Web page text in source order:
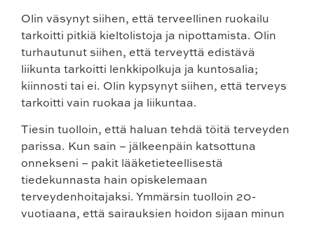
Olin väsynyt siihen, että terveellinen ruokailu
tarkoitti pitkiä kieltolistoja ja nipottamista. Olin
turhautunut siihen, että terveyttä edistävä
liikunta tarkoitti lenkkipolkuja ja kuntosalia;
kiinnosti tai ei. Olin kypsynyt siihen, että terveys
tarkoitti vain ruokaa ja liikuntaa.
Tiesin tuolloin, että haluan tehdä töitä terveyden
parissa. Kun sain – jälkeenpäin katsottuna
onnekseni – pakit lääketieteellisestä
tiedekunnasta hain opiskelemaan
terveydenhoitajaksi. Ymmärsin tuolloin 20-
vuotiaana, että sairauksien hoidon sijaan minun